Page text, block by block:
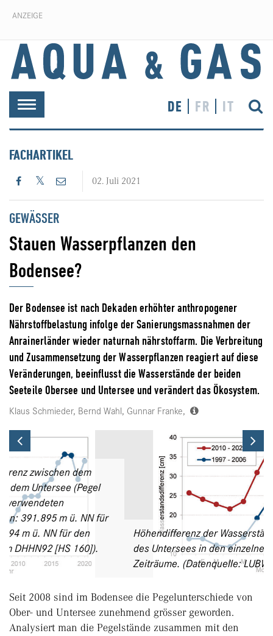
ANZEIGE
Toggle
navigation
DE FR IT
FACHARTIKEL
02. Juli 2021
GEWÄSSER
Stauen Wasserpflanzen den
Bodensee?
Der Bodensee ist nach Dekaden erhöhter anthropogener
Nährstoffbelastung infolge der Sanierungsmassnahmen der
Anrainerländer wieder naturnah nährstoffarm. Die Verbreitung
und Zusammensetzung der Wasserpflanzen reagiert auf diese
Veränderungen, beeinflusst die Wasserstände der beiden
Seeteile Obersee und Untersee und verändert das Ökosystem.
Klaus Schmieder, Bernd Wahl, Gunnar Franke,
Höhendifferenz der Wasserstände des Obersees und
des Untersees in den einzelnen Monaten über zwei
Zeiträume. (Datenquelle: LUBW)
Previous
Seit 2008 sind im Bodensee die Pegelunterschiede von
Ober- und Untersee zunehmend grösser geworden.
Analysiert man die Pegelstände zusammen mit den